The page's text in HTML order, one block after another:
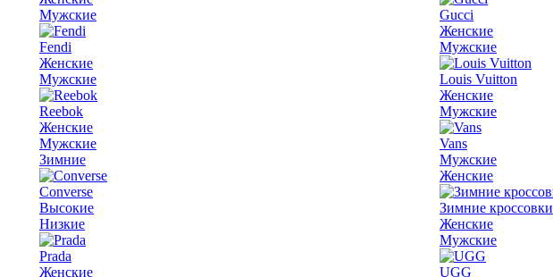
Мужские
Fendi
Женские
Мужские
Reebok
Женские
Мужские
Зимние
Converse
Высокие
Низкие
Prada
Женские
Gucci
Женские
Мужские
Louis Vuitton
Женские
Мужские
Vans
Мужские
Женские
Зимние кроссовки
Женские
Мужские
UGG